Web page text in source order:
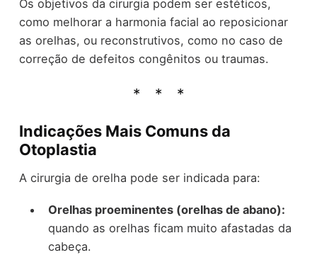
Os objetivos da cirurgia podem ser estéticos,
como melhorar a harmonia facial ao reposicionar
as orelhas, ou reconstrutivos, como no caso de
correção de defeitos congênitos ou traumas.
Indicações Mais Comuns da
Otoplastia
A cirurgia de orelha pode ser indicada para:
Orelhas proeminentes (orelhas de abano):
quando as orelhas ficam muito afastadas da
cabeça.